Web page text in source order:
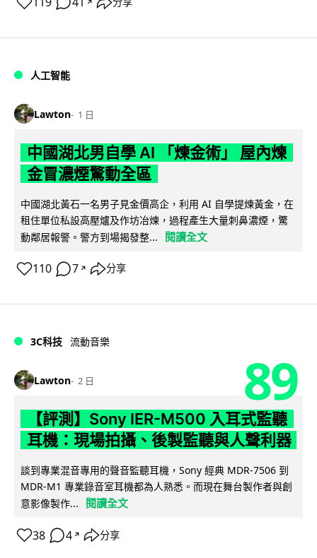
↗
人工智能
Lawton 1 日
中國湖北男自學 AI 「煉金術」 屋內煉
金冒濃煙驚動全區
中國湖北黃石一名男子見金價高企，利用 AI 自學提煉黃金，在
租住單位私設高壓爐及作坊冶煉，過程產生大量刺鼻濃煙，驚
動鄰居報警。警方到場揭發整...
閱讀全文
110 7 ↗ 分享
3C科技 流動音樂
Lawton 2 日 89
【評測】Sony IER-M500 入耳式監聽
耳機：現場拍攝、後製監聽與人聲利器
談到專業混音專用的聲音監聽耳機，Sony 經典 MDR-7506 到
MDR-M1 專業錄音室耳機都為人熟悉。而現在舞台製作者與創
意影像製作...
閱讀全文
38 4 ↗ 分享